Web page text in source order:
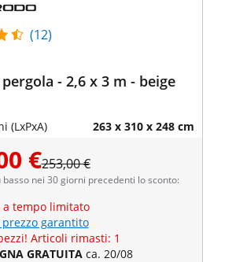
(12)
- 2,6 x 3 m - beige
(LxPxA) 263 x 310 x 248 cm
€253,00 €
basso nei 30 giorni precedenti lo sconto:
tempo limitato
garantito
Articoli rimasti: 1
GRATUITA ca. 20/08